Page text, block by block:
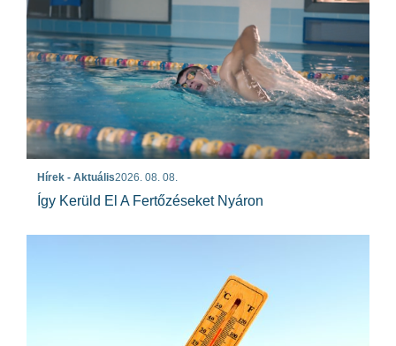
Hírek - Aktuális2026. 08. 08.
Így Kerüld El A Fertőzéseket Nyáron